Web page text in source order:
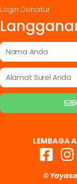
Login Donatur
LEMBAGA
©